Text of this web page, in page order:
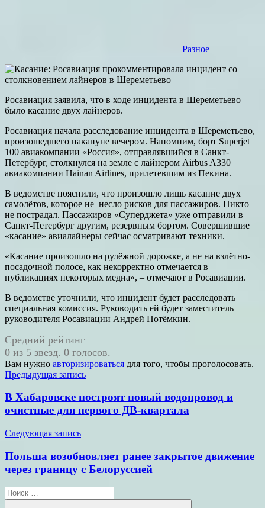
Разное
Росавиация заявила, что в ходе инцидента в Шереметьево
было касание двух лайнеров.
Росавиация начала расследование инцидента в Шереметьево,
произошедшего накануне вечером. Напомним, борт Superjet
100 авиакомпании «Россия», отправлявшийся в Санкт-
Петербург, столкнулся на земле с лайнером Airbus A330
авиакомпании Hainan Airlines, прилетевшим из Пекина.
В ведомстве пояснили, что произошло лишь касание двух
самолётов, которое не несло рисков для пассажиров. Никто
не пострадал. Пассажиров «Суперджета» уже отправили в
Санкт-Петербург другим, резервным бортом. Совершившие
«касание» авиалайнеры сейчас осматривают техники.
«Касание произошло на рулёжной дорожке, а не на взлётно-
посадочной полосе, как некорректно отмечается в
публикациях некоторых медиа», – отмечают в Росавиации.
В ведомстве уточнили, что инцидент будет расследовать
специальная комиссия. Руководить ей будет заместитель
руководителя Росавиации Андрей Потёмкин.
Средний рейтинг
0 из 5 звезд. 0 голосов.
Вам нужно авторизироваться для того, чтобы проголосовать.
Навигация
по
записям
Предыдущая запись
В Хабаровске построят новый водопровод и
очистные для первого ДВ-квартала
Следующая запись
Польша возобновляет ранее закрытое движение
через границу с Белоруссией
Поиск
для: